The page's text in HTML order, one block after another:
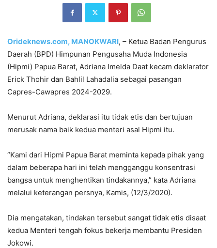
Orideknews.com, MANOKWARI, – Ketua Badan Pengurus
Daerah (BPD) Himpunan Pengusaha Muda Indonesia
(Hipmi) Papua Barat, Adriana Imelda Daat kecam deklarator
Erick Thohir dan Bahlil Lahadalia sebagai pasangan
Capres-Cawapres 2024-2029.
Menurut Adriana, deklarasi itu tidak etis dan bertujuan
merusak nama baik kedua menteri asal Hipmi itu.
“Kami dari Hipmi Papua Barat meminta kepada pihak yang
dalam beberapa hari ini telah mengganggu konsentrasi
bangsa untuk menghentikan tindakannya,” kata Adriana
melalui keterangan persnya, Kamis, (12/3/2020).
Dia mengatakan, tindakan tersebut sangat tidak etis disaat
kedua Menteri tengah fokus bekerja membantu Presiden
Jokowi.